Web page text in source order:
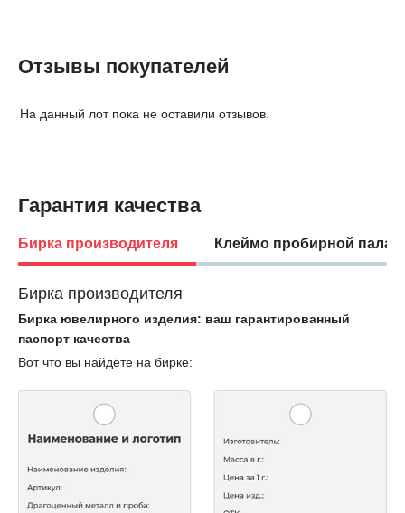
Отзывы покупателей
На данный лот пока не оставили отзывов.
Гарантия качества
Бирка производителя Клеймо пробирной
Бирка производителя
Бирка ювелирного изделия: ваш гарантированный
паспорт качества
Вот что вы найдёте на бирке: